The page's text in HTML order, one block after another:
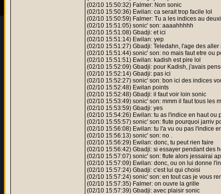
(02/10 15:50:32) Falmer: Non sonic
(02/10 15:50:36) Ewilan: ca serait trop facile lol
(02/10 15:50:59) Falmer: Tu a les indices au
(02/10 15:51:05) sonic' son: aaaahhhhh
(02/10 15:51:08) Gbadji: et ici
(02/10 15:51:14) Ewilan: yep
(02/10 15:51:27) Gbadji: Teledahn, l'age des aller
(02/10 15:51:44) sonic' son: no mais faut etre ou
(02/10 15:51:51) Ewilan: kadish est pire lol
(02/10 15:52:09) Gbadji: pour Kadish, j'avais
(02/10 15:52:14) Gbadji: pas ici
(02/10 15:52:27) sonic' son: bon ici des indices
(02/10 15:52:48) Ewilan points
(02/10 15:52:48) Gbadji: il faut voir loin sonic
(02/10 15:53:49) sonic' son: mmm il faut tous les
(02/10 15:53:59) Gbadji: yes
(02/10 15:54:26) Ewilan: tu as l'indice en haut ou
(02/10 15:55:57) sonic' son: flute pourquoi jarriv
(02/10 15:56:08) Ewilan: tu l'a vu ou pas l'indice
(02/10 15:56:13) sonic' son: no .
(02/10 15:56:29) Ewilan: donc, tu peut rien faire
(02/10 15:56:42) Gbadji: si essayer pendant des
(02/10 15:57:07) sonic' son: flute alors jessairai
(02/10 15:57:09) Ewilan: donc, ou on lui donne
(02/10 15:57:24) Gbadji: c'est lui qui choisi
(02/10 15:57:24) sonic' son: en tout cas je vous
(02/10 15:57:35) Falmer: on ouvre la grille
(02/10 15:57:39) Gbadji: avec plaisir sonic